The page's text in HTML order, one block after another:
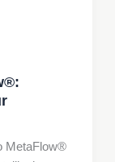
MetaFlow®